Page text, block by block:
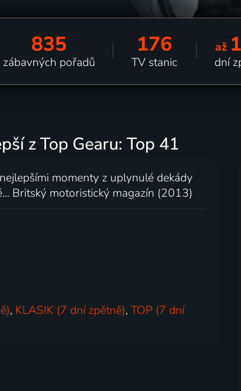
835
zábavných pořadů
176
TV stanic
až
dní
z Top Gearu: Top 41
momenty z uplynulé dekády
Britský motoristický magazín (2013)
, KLASIK (7 dní zpětně),TOP (7 dní